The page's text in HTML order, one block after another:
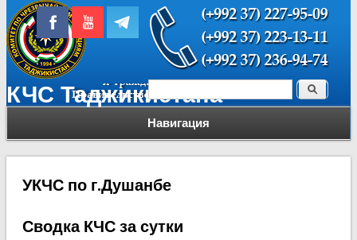
КЧС Таджикистана
Навигация
Форма поиска Поиск
УКЧС по г.Душанбе
Сводка КЧС за сутки